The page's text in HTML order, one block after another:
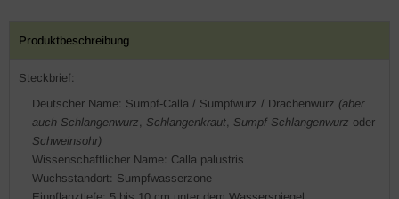
Produktbeschreibung
Steckbrief:
Deutscher Name: Sumpf-Calla / Sumpfwurz / Drachenwurz (aber
auch Schlangenwurz, Schlangenkraut, Sumpf-Schlangenwurz oder
Schweinsohr)
Wissenschaftlicher Name: Calla palustris
Wuchsstandort: Sumpfwasserzone